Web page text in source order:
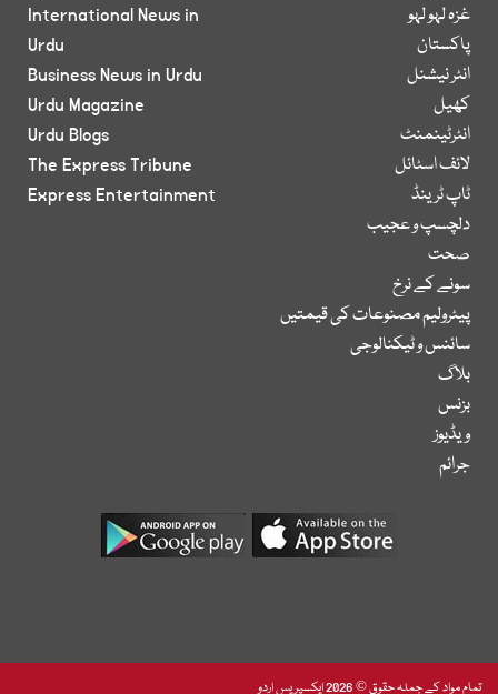
غزہ لہو لہو
پاکستان
انٹر نیشنل
کھیل
انٹرٹینمنٹ
لائف اسٹائل
ٹاپ ٹرینڈ
دلچسپ و عجیب
صحت
سونے کے نرخ
پیٹرولیم مصنوعات کی قیمتیں
سائنس و ٹیکنالوجی
بلاگ
بزنس
ویڈیوز
جرائم
International News in
Urdu
Business News in Urdu
Urdu Magazine
Urdu Blogs
The Express Tribune
Express Entertainment
تمام مواد کے جملہ حقوق © 2026 ایکسپریس اردو